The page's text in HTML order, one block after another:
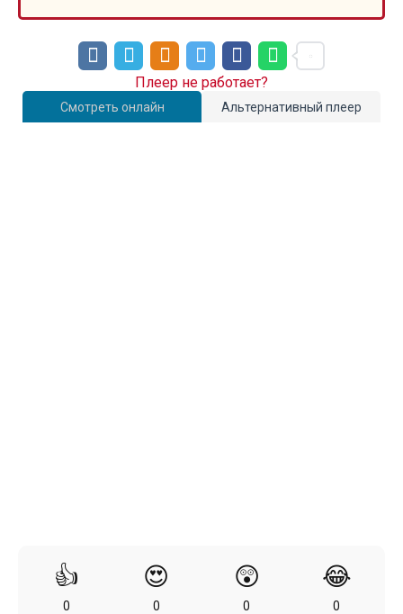
Смотреть онлайн Альтернативный плеер
Плеер не работает?
👍
0
😍
0
😲
0
😂
0